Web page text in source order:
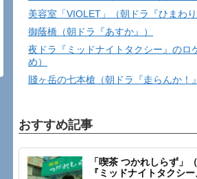
美容室「VIOLET」（朝ドラ『ひまわり
御蔭橋（朝ドラ『あすか』）
夜ドラ『ミッドナイトタクシー』のロ
め）
賤ヶ岳の七本槍（朝ドラ『走らんか！
おすすめ記事
「喫茶 つかれしらず」
『ミッドナイトタクシー